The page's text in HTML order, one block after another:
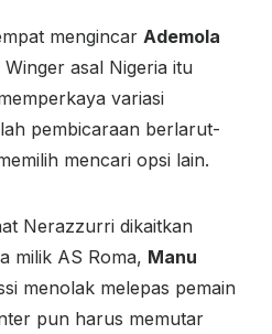
mengincar Ademola
asal Nigeria itu
variasi
pembicaraan berlarut-
mencari opsi lain.
Nerazzurri dikaitkan
milik AS Roma, Manu
menolak melepas pemain
pun harus memutar